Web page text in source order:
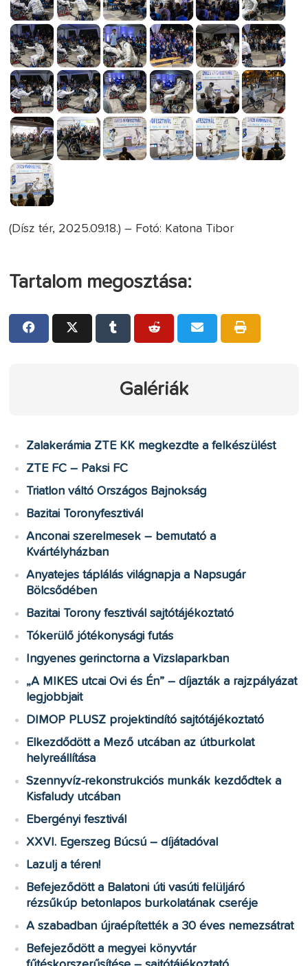
(Dísz tér, 2025.09.18.) – Fotó: Katona Tibor
Tartalom megosztása:
Galériák
Zalakerámia ZTE KK megkezdte a felkészülést
ZTE FC – Paksi FC
Triatlon váltó Országos Bajnokság
Bazitai Toronyfesztivál
Anconai szerelmesek – bemutató a
Kvártélyházban
Anyatejes táplálás világnapja a Napsugár
Bölcsődében
Bazitai Torony fesztivál sajtótájékoztató
Tókerülő jótékonysági futás
Ingyenes gerinctorna a Vizslaparkban
„A MIKES utcai Ovi és Én” – díjazták a rajzpályázat
legjobbjait
DIMOP PLUSZ projektindító sajtótájékoztató
Elkezdődött a Mező utcában az útburkolat
helyreállítása
Szennyvíz-rekonstrukciós munkák kezdődtek a
Kisfaludy utcában
Ebergényi fesztivál
XXVI. Egerszeg Búcsú – díjátadóval
Lazulj a téren!
Befejeződött a Balatoni úti vasúti felüljáró
rézsűkúp betonlapos burkolatának cseréje
A szabadban újraépítették a 30 éves nemezsátrat
Befejeződött a megyei könyvtár